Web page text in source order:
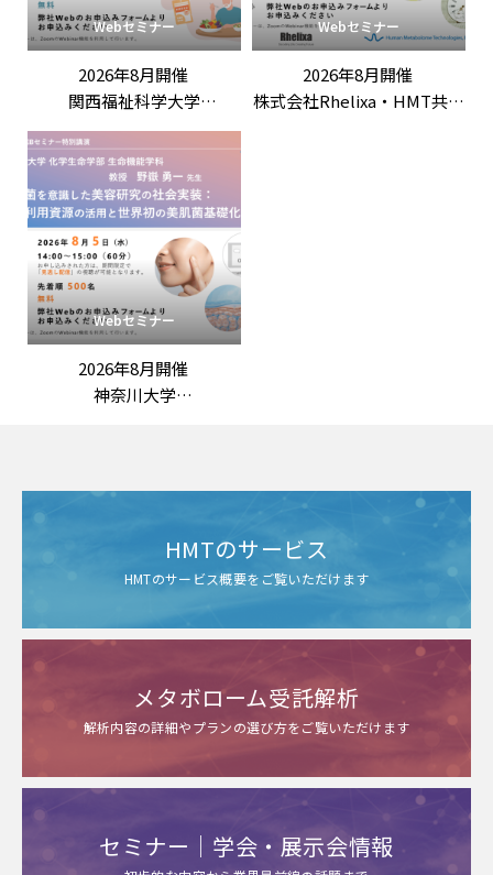
Webセミナー
2026年8月開催
関西福祉科学大学
竹田竜嗣 先生 特別講演
「第3回機能性表示ラボ：
ロンジェビティ市場の最新
動向と「機能性表示食品」
の評価戦略
――拡大する抗老化ニーズに応
える臨床試験設計と作用機
序の組み立て方」
Webセミナー
2026年8月開催
株式会社Rhelixa・HMT共催
Webセミナー
2026年8月開催
神奈川大学
未利用資源の活用と世界初
HMTのサービス
HMTのサービス概要をご覧いただけます
メタボローム受託解析
解析内容の詳細やプランの選び方をご覧いただけます
セミナー｜学会・展示会情報